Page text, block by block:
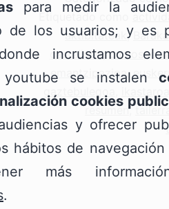
Etiquetado como
aktibitateak ,
castellano,cursos ,
emantzipazioa,
resumen,
para medir la
de los usuarios; y es
incrustamos
se instalen
cookies
y ofrecer
hábitos de
más
.